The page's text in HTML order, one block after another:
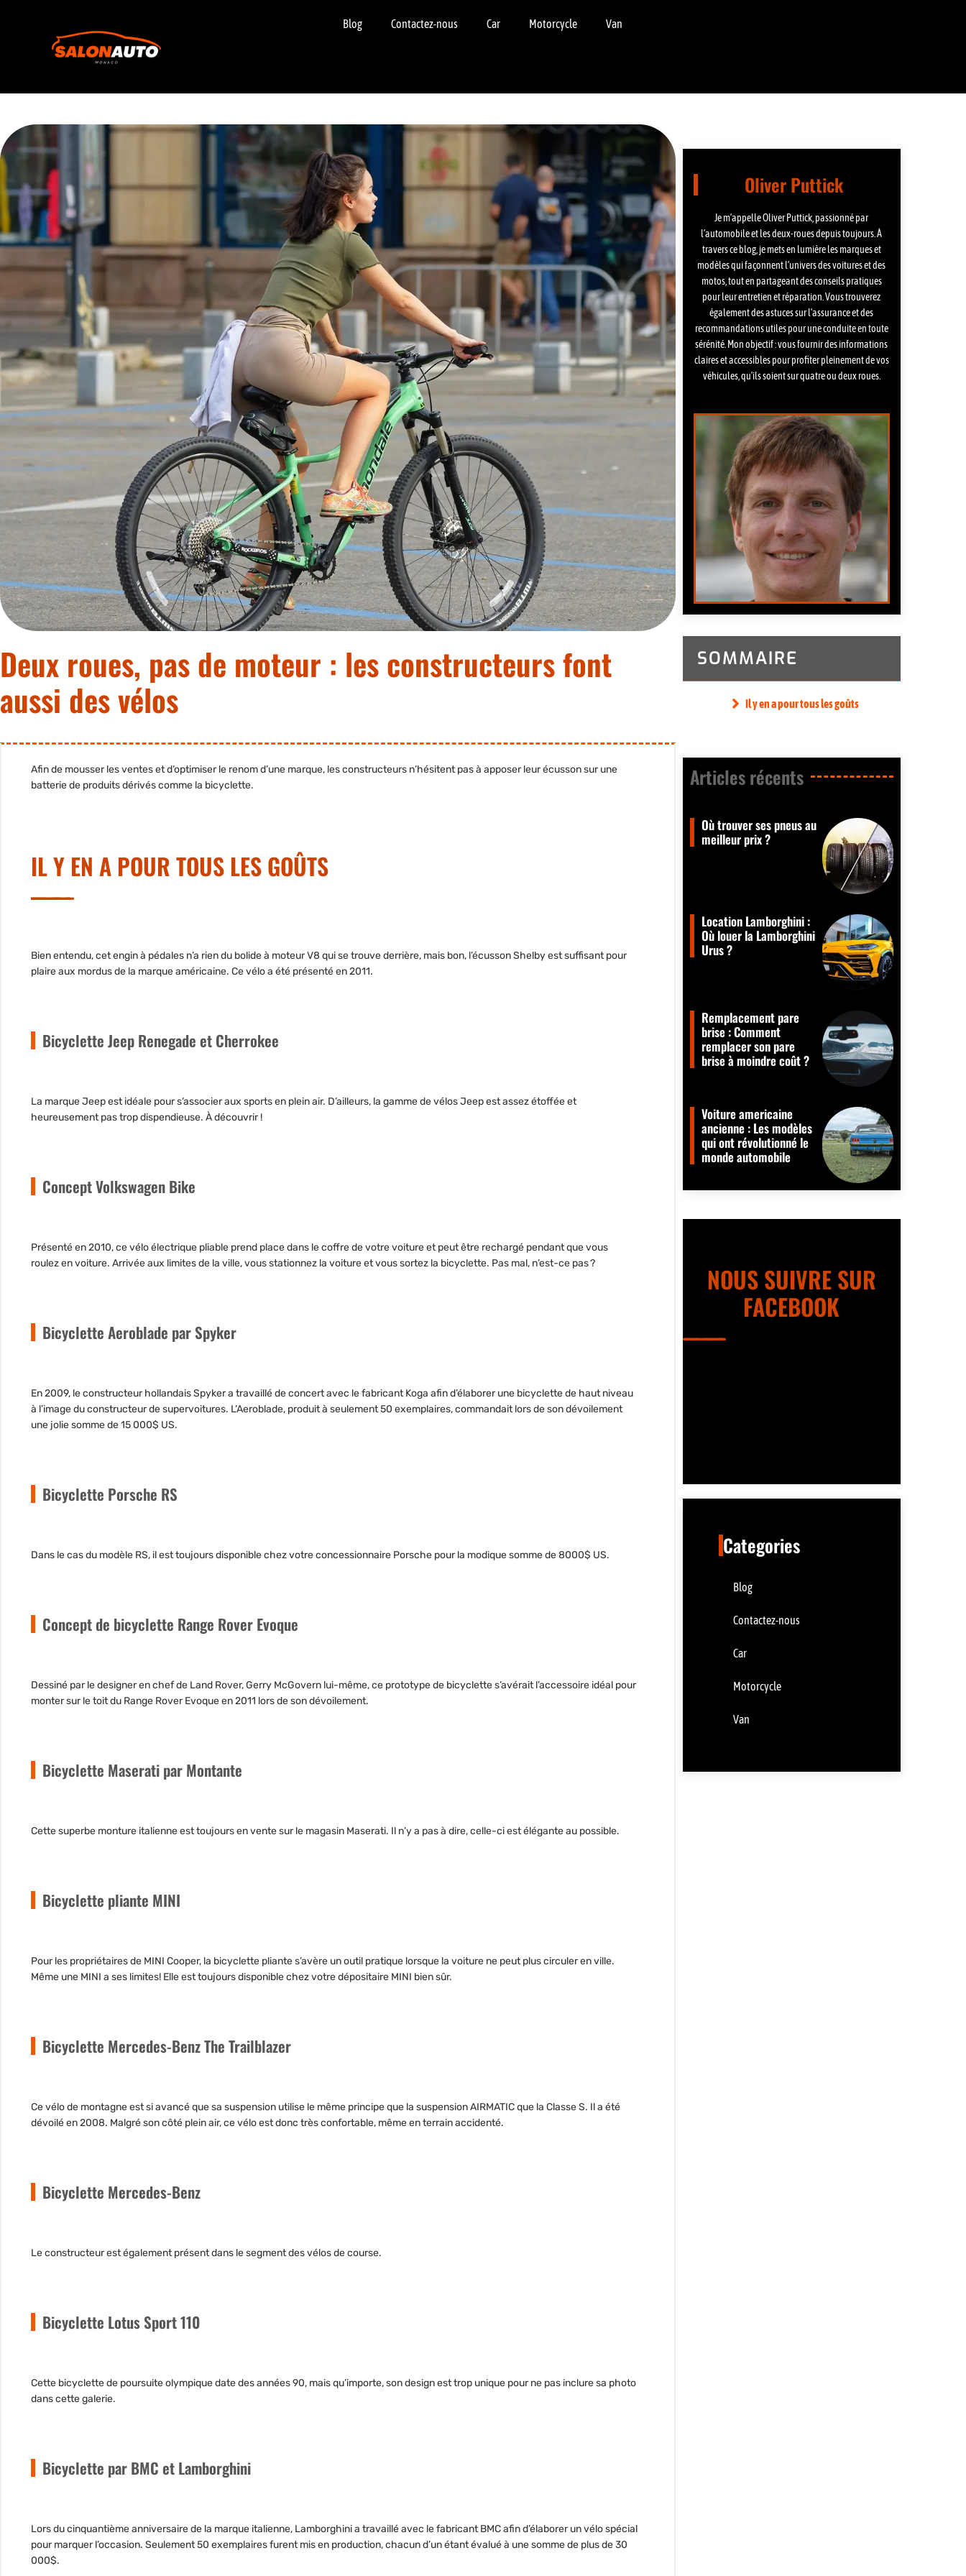
Blog Contactez-nous Car Motorcycle Van
Deux roues, pas de moteur : les constructeurs font
aussi des vélos
Afin de mousser les ventes et d’optimiser le renom d’une marque, les constructeurs n’hésitent pas à apposer leur écusson sur une
batterie de produits dérivés comme la bicyclette.
IL Y EN A POUR TOUS LES GOÛTS
Bien entendu, cet engin à pédales n’a rien du bolide à moteur V8 qui se trouve derrière, mais bon, l’écusson Shelby est suffisant pour
plaire aux mordus de la marque américaine. Ce vélo a été présenté en 2011.
Bicyclette Jeep Renegade et Cherrokee
La marque Jeep est idéale pour s’associer aux sports en plein air. D’ailleurs, la gamme de vélos Jeep est assez étoffée et
heureusement pas trop dispendieuse. À découvrir !
Concept Volkswagen Bike
Présenté en 2010, ce vélo électrique pliable prend place dans le coffre de votre voiture et peut être rechargé pendant que vous
roulez en voiture. Arrivée aux limites de la ville, vous stationnez la voiture et vous sortez la bicyclette. Pas mal, n’est-ce pas ?
Bicyclette Aeroblade par Spyker
En 2009, le constructeur hollandais Spyker a travaillé de concert avec le fabricant Koga afin d’élaborer une bicyclette de haut niveau
à l’image du constructeur de supervoitures. L’Aeroblade, produit à seulement 50 exemplaires, commandait lors de son dévoilement
une jolie somme de 15 000$ US.
Bicyclette Porsche RS
Dans le cas du modèle RS, il est toujours disponible chez votre concessionnaire Porsche pour la modique somme de 8000$ US.
Concept de bicyclette Range Rover Evoque
Dessiné par le designer en chef de Land Rover, Gerry McGovern lui-même, ce prototype de bicyclette s’avérait l’accessoire idéal pour
monter sur le toit du Range Rover Evoque en 2011 lors de son dévoilement.
Bicyclette Maserati par Montante
Cette superbe monture italienne est toujours en vente sur le magasin Maserati. Il n’y a pas à dire, celle-ci est élégante au possible.
Bicyclette pliante MINI
Pour les propriétaires de MINI Cooper, la bicyclette pliante s’avère un outil pratique lorsque la voiture ne peut plus circuler en ville.
Même une MINI a ses limites! Elle est toujours disponible chez votre dépositaire MINI bien sûr.
Bicyclette Mercedes-Benz The Trailblazer
Ce vélo de montagne est si avancé que sa suspension utilise le même principe que la suspension AIRMATIC que la Classe S. Il a été
dévoilé en 2008. Malgré son côté plein air, ce vélo est donc très confortable, même en terrain accidenté.
Bicyclette Mercedes-Benz
Le constructeur est également présent dans le segment des vélos de course.
Bicyclette Lotus Sport 110
Cette bicyclette de poursuite olympique date des années 90, mais qu’importe, son design est trop unique pour ne pas inclure sa photo
dans cette galerie.
Bicyclette par BMC et Lamborghini
Lors du cinquantième anniversaire de la marque italienne, Lamborghini a travaillé avec le fabricant BMC afin d’élaborer un vélo spécial
pour marquer l’occasion. Seulement 50 exemplaires furent mis en production, chacun d’un étant évalué à une somme de plus de 30
000$.
Oliver Puttick
Je m’appelle Oliver Puttick, passionné par
l’automobile et les deux-roues depuis toujours. À
travers ce blog, je mets en lumière les marques et
modèles qui façonnent l’univers des voitures et des
motos, tout en partageant des conseils pratiques
pour leur entretien et réparation. Vous trouverez
également des astuces sur l’assurance et des
recommandations utiles pour une conduite en toute
sérénité. Mon objectif : vous fournir des informations
claires et accessibles pour profiter pleinement de vos
véhicules, qu’ils soient sur quatre ou deux roues.
SOMMAIRE
Il y en a pour tous les goûts
Articles récents​
Où trouver ses pneus au
meilleur prix ?
Location Lamborghini :
Où louer la Lamborghini
Urus ?
Remplacement pare
brise : Comment
remplacer son pare
brise à moindre coût ?
Voiture americaine
ancienne : Les modèles
qui ont révolutionné le
monde automobile
NOUS SUIVRE SUR
FACEBOOK
Categories
Blog
Contactez-nous
Car
Motorcycle
Van